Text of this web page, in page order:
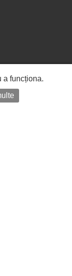
a funcționa.